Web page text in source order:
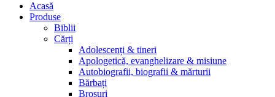
Acasă
Produse
Biblii
Cărți
Adolescenți & tineri
Apologetică, evanghelizare & misiune
Autobiografii, biografii & mărturii
Bărbați
Broșuri